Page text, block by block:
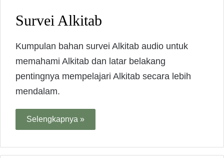
Survei Alkitab
Kumpulan bahan survei Alkitab audio untuk
memahami Alkitab dan latar belakang
pentingnya mempelajari Alkitab secara lebih
mendalam.
Selengkapnya »